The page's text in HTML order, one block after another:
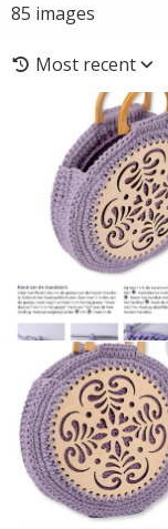
85 images
Most recent